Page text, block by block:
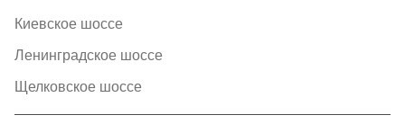
Киевское шоссе
Ленинградское шоссе
Щелковское шоссе